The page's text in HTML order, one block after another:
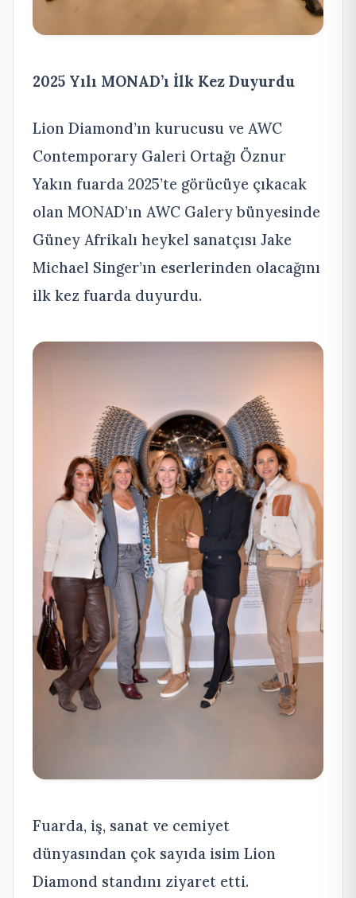
2025 Yılı MONAD’ı İlk Kez Duyurdu
Lion Diamond’ın kurucusu ve AWC
Contemporary Galeri Ortağı Öznur
Yakın fuarda 2025’te görücüye çıkacak
olan MONAD’ın AWC Galery bünyesinde
Güney Afrikalı heykel sanatçısı Jake
Michael Singer’ın eserlerinden olacağını
ilk kez fuarda duyurdu.
Fuarda, iş, sanat ve cemiyet
dünyasından çok sayıda isim Lion
Diamond standını ziyaret etti.